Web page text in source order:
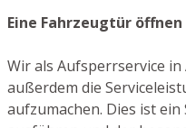
Eine Fahrzeugtür
Wir als Aufsperrservice
außerdem die
aufzumachen. Dies ist